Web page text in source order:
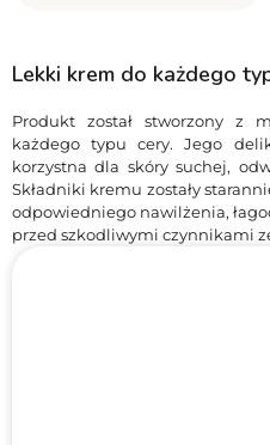
Lekki krem do każdego
Produkt został stworzony z
każdego typu cery. Jego
korzystna dla skóry suchej,
Składniki kremu zostały
odpowiedniego nawilżenia,
przed szkodliwymi czynnikami